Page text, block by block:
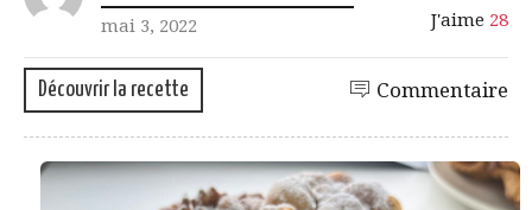
mai 3, 2022 J'aime 28
Découvrir la recette Commentaire